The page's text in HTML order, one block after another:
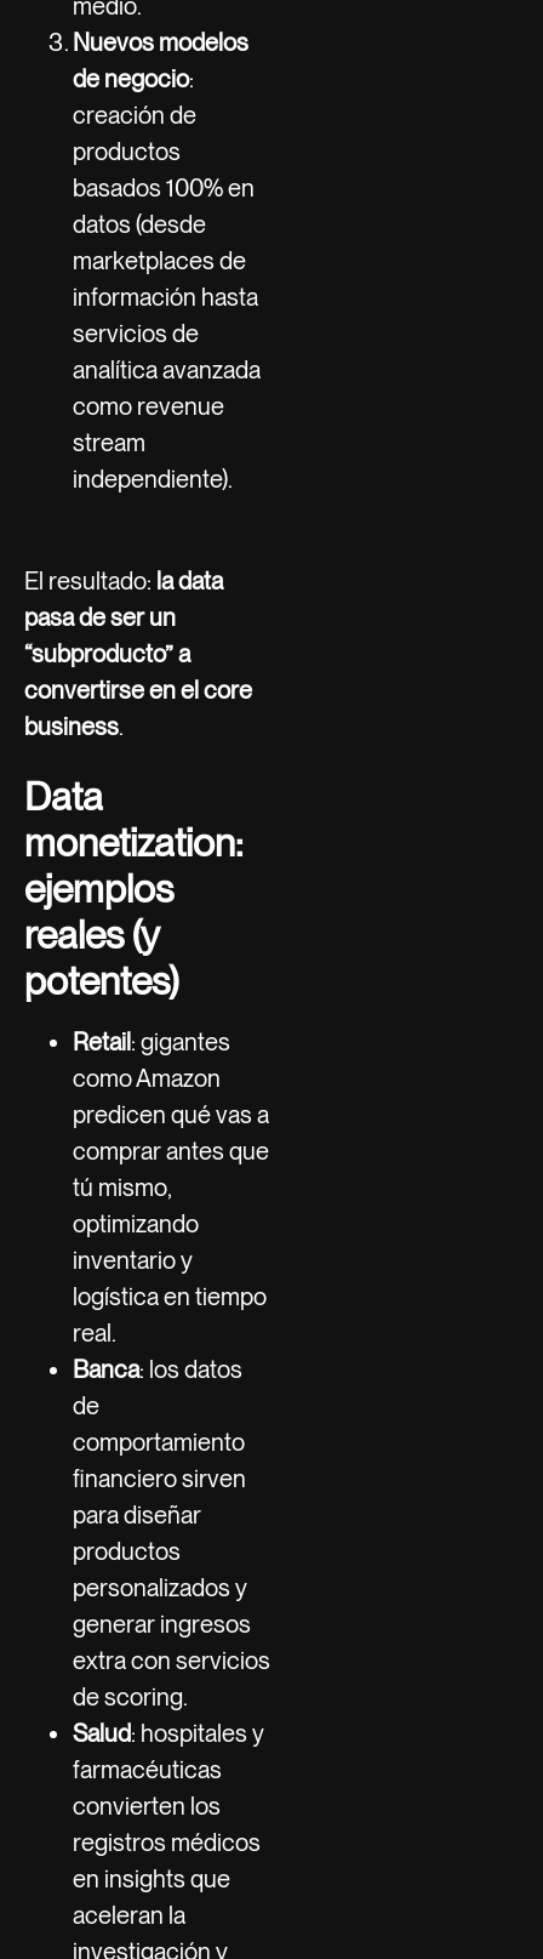
medio.
Nuevos modelos
de negocio:
creación de
productos
basados 100% en
datos (desde
marketplaces de
información hasta
servicios de
analítica avanzada
como revenue
stream
independiente).
El resultado: la data
pasa de ser un
“subproducto” a
convertirse en el core
business.
Data
monetization:
ejemplos
reales (y
potentes)
Retail : gigantes
como Amazon
predicen qué vas a
comprar antes que
tú mismo,
optimizando
inventario y
logística en tiempo
real.
Banca: los datos
de
comportamiento
financiero sirven
para diseñar
productos
personalizados y
generar ingresos
extra con servicios
de scoring.
Salud: hospitales y
farmacéuticas
convierten los
registros médicos
en insights que
aceleran la
investigación y